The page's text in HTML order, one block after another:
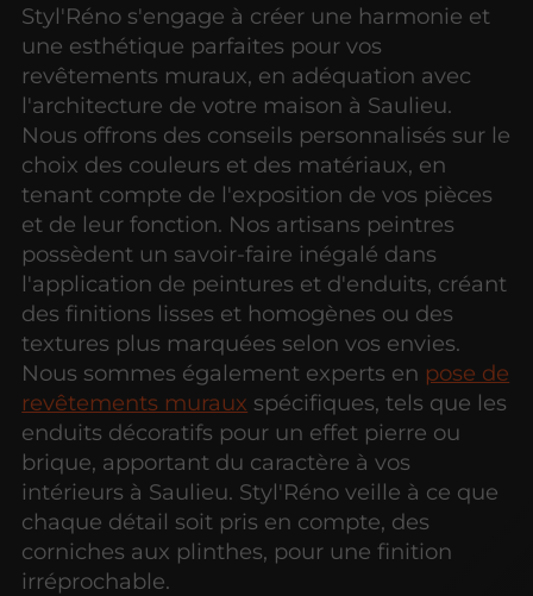
Styl'Réno s'engage à créer une harmonie et
une esthétique parfaites pour vos
revêtements muraux, en adéquation avec
l'architecture de votre maison à Saulieu.
Nous offrons des conseils personnalisés sur le
choix des couleurs et des matériaux, en
tenant compte de l'exposition de vos pièces
et de leur fonction. Nos artisans peintres
possèdent un savoir-faire inégalé dans
l'application de peintures et d'enduits, créant
des finitions lisses et homogènes ou des
textures plus marquées selon vos envies.
Nous sommes également experts en pose de
revêtements muraux spécifiques, tels que les
enduits décoratifs pour un effet pierre ou
brique, apportant du caractère à vos
intérieurs à Saulieu. Styl'Réno veille à ce que
chaque détail soit pris en compte, des
corniches aux plinthes, pour une finition
irréprochable.